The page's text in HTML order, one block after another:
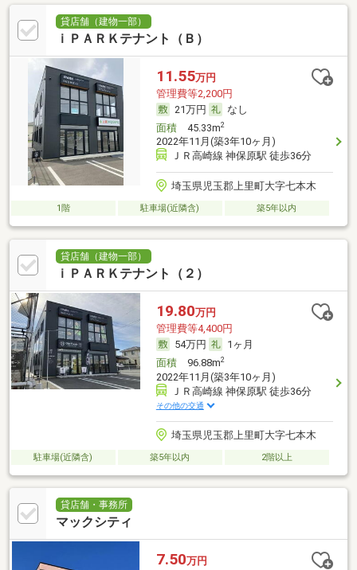
貸店舗（建物一部）
ｉＰＡＲＫテナント（Ｂ）
11.55万円
管理費等2,200円
21万円
なし
面積45.33m2
2022年11月(築3年10ヶ月)
ＪＲ高崎線 神保原駅 徒歩36分
埼玉県児玉郡上里町大字七本木
1階 駐車場(近隣含) 築5年以内
貸店舗（建物一部）
ｉＰＡＲＫテナント（２）
19.80万円
管理費等4,400円
54万円
1ヶ月
面積96.88m2
2022年11月(築3年10ヶ月)
ＪＲ高崎線 神保原駅 徒歩36分
その他の交通
埼玉県児玉郡上里町大字七本木
駐車場(近隣含) 築5年以内 2階以上
貸店舗・事務所
マックシティ
7.50万円